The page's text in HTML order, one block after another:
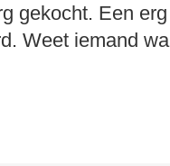
gekocht. Een
Weet iemand